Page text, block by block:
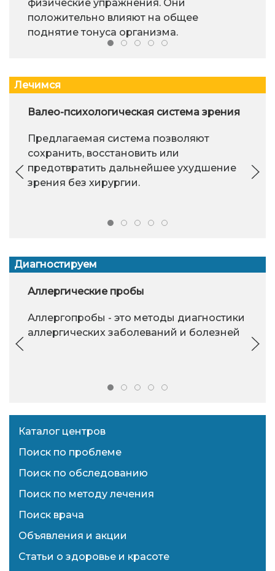
физические упражнения. Они
положительно влияют на общее
поднятие тонуса организма.
Лечимся
Валео-психологическая система зрения
Предлагаемая система позволяют
сохранить, восстановить или
предотвратить дальнейшее ухудшение
зрения без хирургии.
Диагностируем
Аллергические пробы
Аллергопробы - это методы диагностики
аллергических заболеваний и болезней
Каталог центров
Поиск по проблеме
Поиск по обследованию
Поиск по методу лечения
Поиск врача
Объявления и акции
Статьи о здоровье и красоте